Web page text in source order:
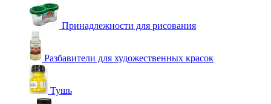
Принадлежности для рисования
Разбавители для художественных красок
Тушь